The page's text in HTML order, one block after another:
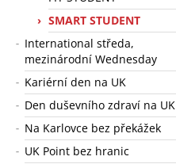
SMART STUDENT
International středa,
mezinárodní Wednesday
Kariérní den na UK
Den duševního zdraví na UK
Na Karlovce bez překážek
UK Point bez hranic